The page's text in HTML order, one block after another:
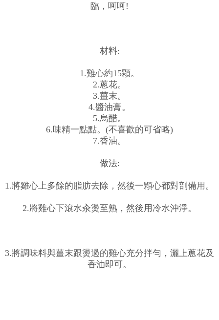
臨，呵呵!
材料:
1.雞心約15顆。
2.蔥花。
3.薑末。
4.醬油膏。
5.烏醋。
6.味精一點點。(不喜歡的可省略)
7.香油。
做法:
1.將雞心上多餘的脂肪去除，然後一顆心都對剖備用。
2.將雞心下滾水汆燙至熟，然後用冷水沖淨。
3.將調味料與薑末跟燙過的雞心充分拌勻，灑上蔥花及
香油即可。